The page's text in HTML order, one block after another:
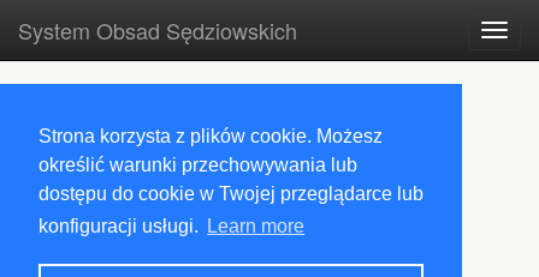
Strona korzysta z plików cookie. Możesz
określić warunki przechowywania lub
dostępu do cookie w Twojej przeglądarce lub
konfiguracji usługi.
Learn more
System Obsad Sędziowskich